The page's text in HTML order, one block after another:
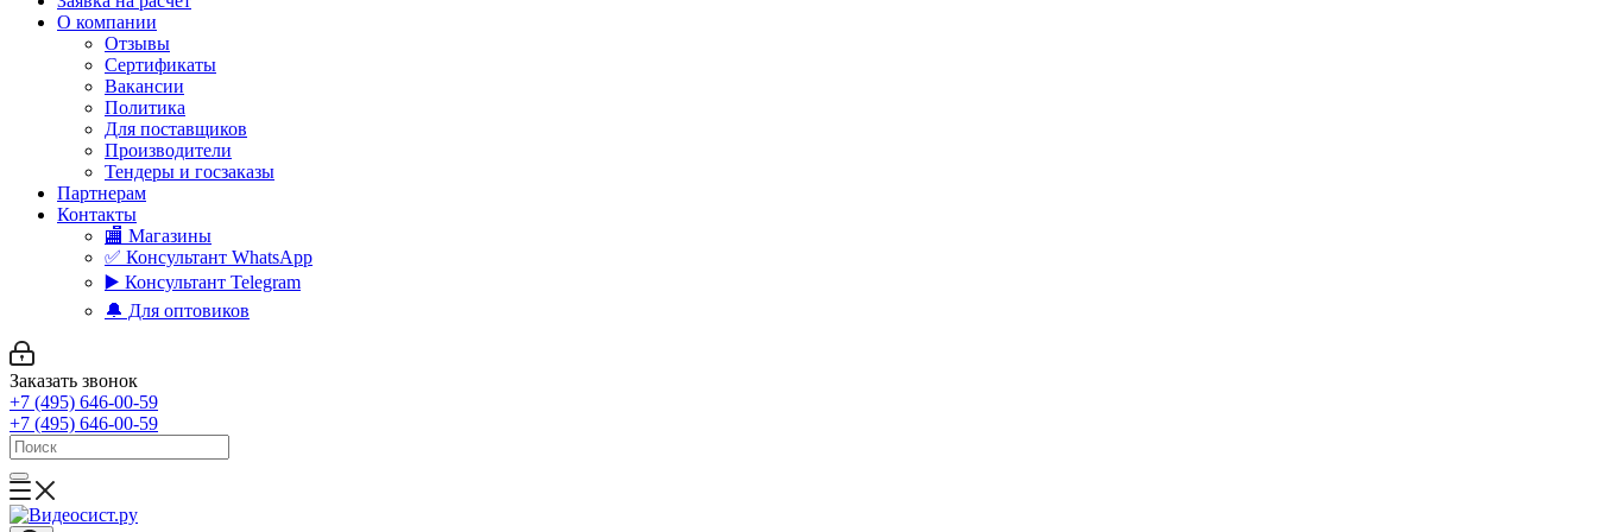
О компании
Отзывы
Сертификаты
Вакансии
Политика
Для поставщиков
Производители
Тендеры и госзаказы
Партнерам
Контакты
🏬 Магазины
✅️ Консультант WhatsApp
▶️ Консультант Telegram
🔔 Для оптовиков
Заказать звонок
+7 (495) 646-00-59
+7 (495) 646-00-59